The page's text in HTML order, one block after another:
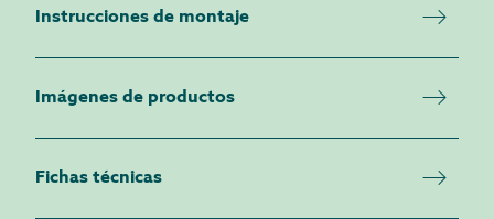
Instrucciones de montaje
Imágenes de productos
Fichas técnicas